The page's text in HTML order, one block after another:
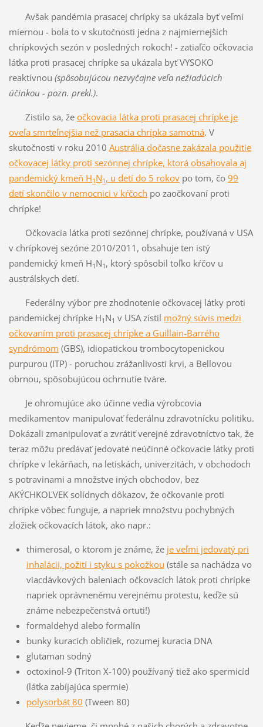
Avšak pandémia prasacej chrípky sa ukázala byť veľmi
miernou - bola to v skutočnosti jedna z najmiernejších
chrípkových sezón v posledných rokoch! - zatiaľčo očkovacia
látka proti prasacej chrípke sa ukázala byť VYSOKO
reaktívnou (spôsobujúcou nezvyčajne veľa nežiadúcich
účinkou - pozn. prekl.).
Zistilo sa, že očkovacia látka proti prasacej chrípke je
oveľa smrteľnejšia než prasacia chrípka samotná. V
skutočnosti v roku 2010 Austrália dočasne zakázala použitie
očkovacej látky proti sezónnej chrípke, ktorá obsahovala aj
pandemický kmeň H1 N1 , u detí do 5 rokovpo tom, čo 99
detí skončilo v nemocnici v kŕčoch po zaočkovaní proti
chrípke!
Očkovacia látka proti sezónnej chrípke, používaná v USA
v chrípkovej sezóne 2010/2011, obsahuje ten istý
pandemický kmeň H1 N1 , ktorý spôsobil toľko kŕčov u
austrálskych detí.
Federálny výbor pre zhodnotenie očkovacej látky proti
pandemickej chrípke H1 N1 v USA zistil možný súvis medzi
očkovaním proti prasacej chrípke a Guillain-Barrého
syndrómom (GBS), idiopatickou trombocytopenickou
purpurou (ITP) - poruchou zrážanlivosti krvi, a Bellovou
obrnou, spôsobujúcou ochrnutie tváre.
Je ohromujúce ako účinne vedia výrobcovia
medikamentov manipulovať federálnu zdravotnícku politiku.
Dokázali zmanipulovať a zvrátiť verejné zdravotníctvo tak, že
teraz môžu predávať jedovaté neúčinné očkovacie látky proti
chrípke v lekárňach, na letiskách, univerzitách, v obchodoch
s potravinami a množstve iných obchodov, bez
AKÝCHKOĽVEK solídnych dôkazov, že očkovanie proti
chrípke vôbec funguje, a napriek množstvu pochybných
zložiek očkovacích látok, ako napr.:
thimerosal, o ktorom je známe, že je veľmi jedovatý pri
inhalácii, požití i styku s pokožkou (stále sa nachádza vo
viacdávkových baleniach očkovacích látok proti chrípke
napriek oprávnenému verejnému protestu, keďže sú
známe nebezpečenstvá ortuti!)
formaldehyd alebo formalín
bunky kuracích obličiek, rozumej kuracia DNA
glutaman sodný
octoxinol-9 (Triton X-100) používaný tiež ako spermicíd
(látka zabíjajúca spermie)
polysorbát 80 (Tween 80)